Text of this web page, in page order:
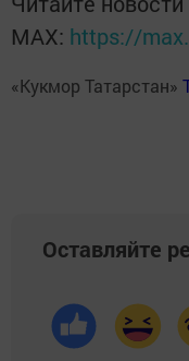
MАХ: https://
«Кукмор Татарстан»
Оставляйте